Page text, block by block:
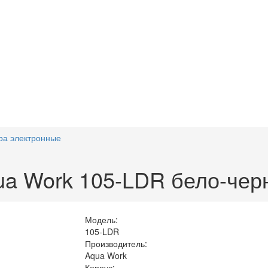
электронные
Work 105-LDR бело-
Модель:
105-LDR
Производитель:
Aqua Work